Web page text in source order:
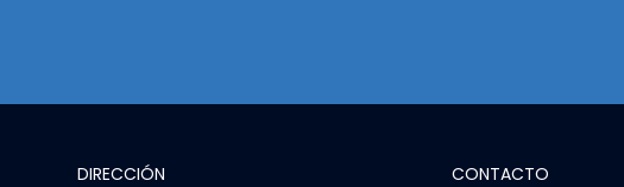
DIRECCIÓN CONTACTO